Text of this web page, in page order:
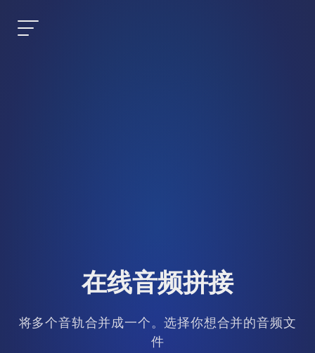
在线音频拼接
将多个音轨合并成一个。选择你想合并的音频文
件